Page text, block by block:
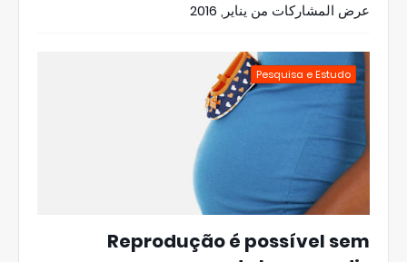
عرض المشاركات من يناير, 2016
Pesquisa e Estudo
Reprodução é possível sem